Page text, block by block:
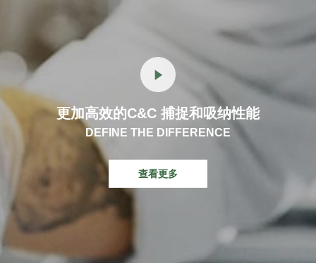
更加高效的C&C 捕捉和吸纳性能
DEFINE THE DIFFERENCE
查看更多